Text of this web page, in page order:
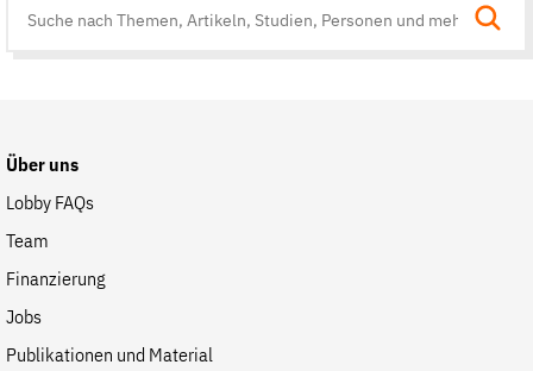
Über uns
Lobby FAQs
Team
Finanzierung
Jobs
Publikationen und Material